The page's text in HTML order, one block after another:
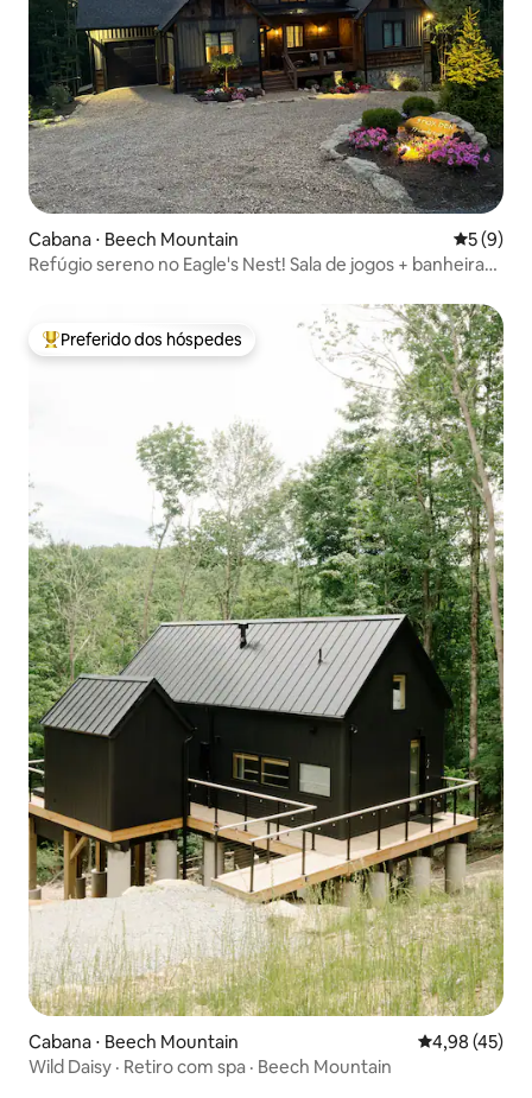
Cabana ⋅ Beech Mountain 5 de
5 (9)
Refúgio sereno no Eagle's Nest! Sala de jogos + banheira
Entre os melhores preferidos dos hóspedes
Preferido dos hóspedes
Cabana ⋅ Beech Mountain 4,98 de uma
4,98 (45)
Wild Daisy · Retiro com spa · Beech Mountain